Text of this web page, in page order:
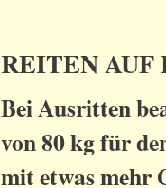
REITEN AUF
Bei Ausritten
von 80 kg für
mit etwas mehr